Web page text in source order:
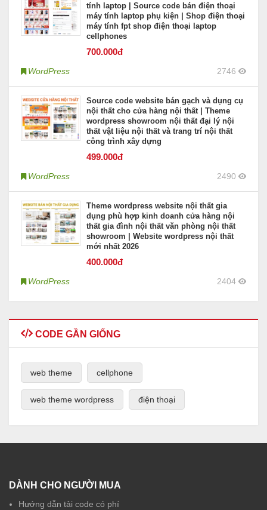
tính laptop | Source code bán điện thoại
máy tính laptop phụ kiện | Shop điện thoại
máy tính fpt shop điện thoại laptop
cellphones
700.000đ
WordPress 2746
Source code website bán gạch và dụng cụ
nội thất cho cửa hàng nội thất | Theme
wordpress showroom nội thất đại lý nội
thất vật liệu nội thất và trang trí nội thất
công trình xây dựng
499.000đ
WordPress 2490
Theme wordpress website nội thất gia
dụng phù hợp kinh doanh cửa hàng nội
thất gia đình nội thất văn phòng nội thất
showroom | Website wordpress nội thất
mới nhất 2026
400.000đ
WordPress 2404
CODE GẦN GIỐNG
web theme cellphone
web theme wordpress điện thoại
DÀNH CHO NGƯỜI MUA
Hướng dẫn tải code có phí